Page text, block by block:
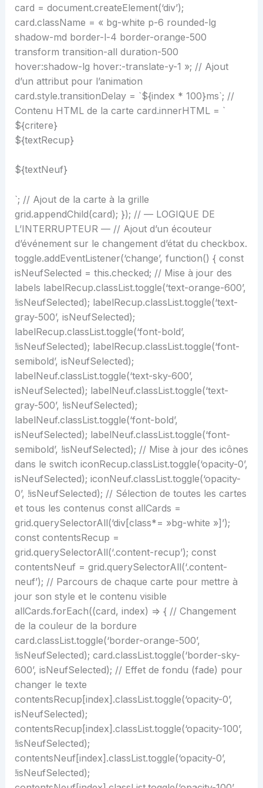
card = document.createElement(‘div’);
card.className = « bg-white p-6 rounded-lg
shadow-md border-l-4 border-orange-500
transform transition-all duration-500
hover:shadow-lg hover:-translate-y-1 »; // Ajout
d’un attribut pour l’animation
card.style.transitionDelay = `${index * 100}ms`; //
Contenu HTML de la carte card.innerHTML = `
${critere}
${textRecup}
${textNeuf}
`; // Ajout de la carte à la grille
grid.appendChild(card); }); // — LOGIQUE DE
L’INTERRUPTEUR — // Ajout d’un écouteur
d’événement sur le changement d’état du checkbox.
toggle.addEventListener(‘change’, function() { const
isNeufSelected = this.checked; // Mise à jour des
labels labelRecup.classList.toggle(‘text-orange-600’,
!isNeufSelected); labelRecup.classList.toggle(‘text-
gray-500’, isNeufSelected);
labelRecup.classList.toggle(‘font-bold’,
!isNeufSelected); labelRecup.classList.toggle(‘font-
semibold’, isNeufSelected);
labelNeuf.classList.toggle(‘text-sky-600’,
isNeufSelected); labelNeuf.classList.toggle(‘text-
gray-500’, !isNeufSelected);
labelNeuf.classList.toggle(‘font-bold’,
isNeufSelected); labelNeuf.classList.toggle(‘font-
semibold’, !isNeufSelected); // Mise à jour des icônes
dans le switch iconRecup.classList.toggle(‘opacity-0’,
isNeufSelected); iconNeuf.classList.toggle(‘opacity-
0’, !isNeufSelected); // Sélection de toutes les cartes
et tous les contenus const allCards =
grid.querySelectorAll(‘div[class*= »bg-white »]’);
const contentsRecup =
grid.querySelectorAll(‘.content-recup’); const
contentsNeuf = grid.querySelectorAll(‘.content-
neuf’); // Parcours de chaque carte pour mettre à
jour son style et le contenu visible
allCards.forEach((card, index) => { // Changement
de la couleur de la bordure
card.classList.toggle(‘border-orange-500’,
!isNeufSelected); card.classList.toggle(‘border-sky-
600’, isNeufSelected); // Effet de fondu (fade) pour
changer le texte
contentsRecup[index].classList.toggle(‘opacity-0’,
isNeufSelected);
contentsRecup[index].classList.toggle(‘opacity-100’,
!isNeufSelected);
contentsNeuf[index].classList.toggle(‘opacity-0’,
!isNeufSelected);